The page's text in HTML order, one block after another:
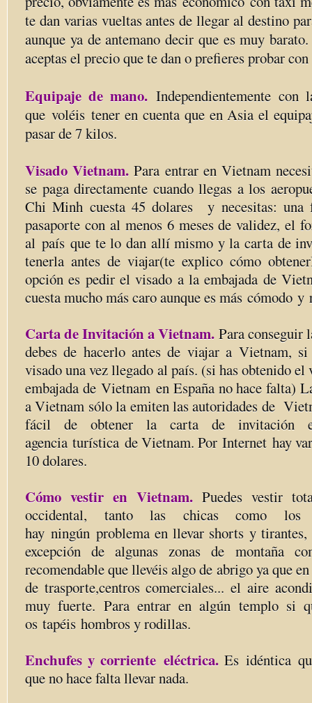
te dan varias vueltas antes de llegar al destino
aunque ya de antemano decir que es muy
aceptas el precio que te dan o prefieres probar
Equipaje de mano.Independientemente
que voléistener en cuenta que en Asia el
pasar de 7 kilos.
Visado Vietnam. Para entrar en Vietnam
se paga directamente cuando llegas a los
Chi Minh cuesta 45 dolares y necesitas: una
pasaporte con al menos 6 meses de validez, el
al país que te lo dan allí mismo y la carta de
tenerla antes de viajar(te explico cómo
opción es pedir el visado a la embajada de
cuesta mucho más caro aunque es más cómodo y
Carta de Invitación a Vietnam. Para conseguir
debes de hacerlo antes de viajar a Vietnam,
visado una vez llegado al país. (si has obtenido el
embajada de Vietnam en España no hace falta)
a Vietnam sólo la emiten las autoridades de
fácil de obtener la carta de invitación
agencia turística de Vietnam. Por Internet hay
10 dolares.
Cómo vestir en Vietnam. Puedes vestir
occidental, tanto las chicas como
hay ningún problema en llevar shorts y tirantes,
excepción de algunas zonas de montaña
recomendable que llevéis algo de abrigo ya que
de trasporte,centros comerciales... el aire
muy fuerte. Para entrar en algún templo si
os tapéis hombros y rodillas.
Enchufes y corriente eléctrica.Es idéntica
que no hace falta llevar nada.